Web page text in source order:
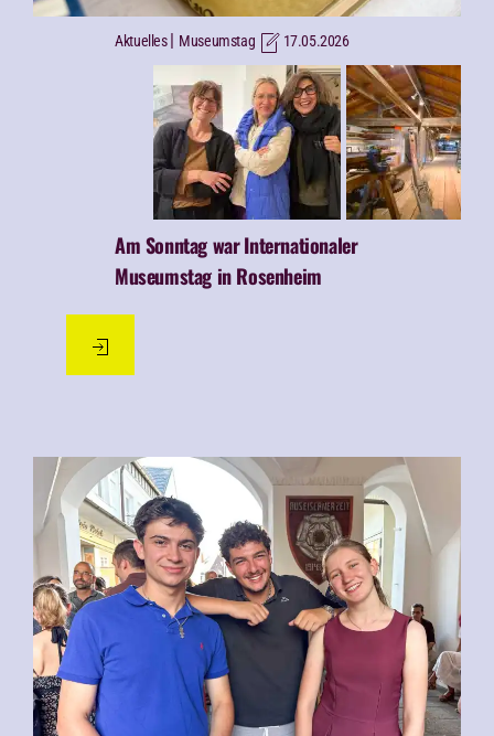
Aktuelles Museumstag 17.05.2026
Am Sonntag warInternationaler
Museumstag in Rosenheim